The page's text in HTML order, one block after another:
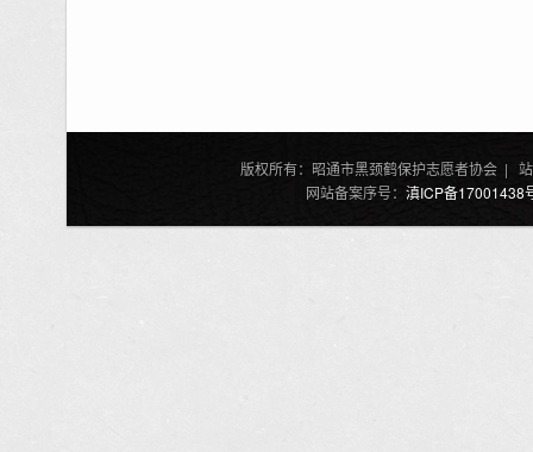
版权所有：昭通市黑颈鹤保护志愿者协会 |
网站备案序号： 滇ICP备17001438